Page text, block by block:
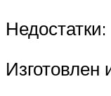
Недостатки:
Изготовлен